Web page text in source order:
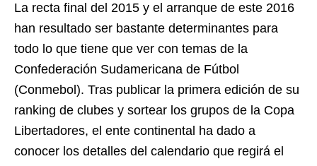
La recta final del 2015 y el arranque de este 2016
han resultado ser bastante determinantes para
todo lo que tiene que ver con temas de la
Confederación Sudamericana de Fútbol
(Conmebol). Tras publicar la primera edición de su
ranking de clubes y sortear los grupos de la Copa
Libertadores, el ente continental ha dado a
conocer los detalles del calendario que regirá el